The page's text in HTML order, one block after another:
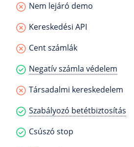
Nem lejáró demo
Kereskedési API
Cent számlák
Negatív számla védelem
Társadalmi kereskedelem
Szabályozó betétbiztosítás
Csúszó stop